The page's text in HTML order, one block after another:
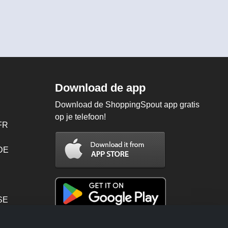
Download de app
Download de ShoppingSpout app gratis
op je telefoon!